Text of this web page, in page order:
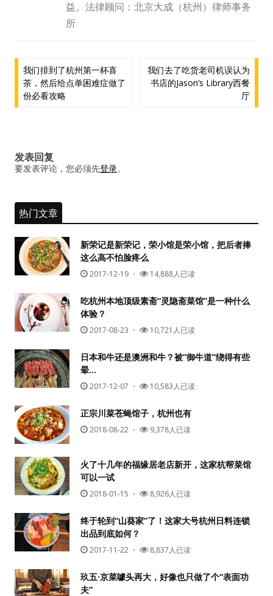
益。法律顾问：北京大成（杭州）律师事务
所
我们排到了杭州第一杯喜
茶，然后给点单困难症做了
份必看攻略
我们去了吃货老司机误认为
书店的Jason’s Library西餐
厅
发表回复
要发表评论，您必须先登录。
热门文章
新荣记是新荣记，荣小馆是荣小馆，把后者捧
这么高不怕脸疼么
2017-12-19 ・ 14,888人已读
吃杭州本地顶级素斋“灵隐斋菜馆”是一种什么
体验？
2017-08-23 ・ 10,721人已读
日本和牛还是澳洲和牛？被“御牛道”绕得有些
晕…
2017-12-07 ・ 10,583人已读
正宗川菜苍蝇馆子，杭州也有
2018-08-22 ・ 9,378人已读
火了十几年的福缘居老店新开，这家杭帮菜馆
可以一试
2018-01-15 ・ 8,926人已读
终于轮到“山葵家”了！这家大号杭州日料连锁
出品到底如何？
2017-11-22 ・ 8,837人已读
玖五·京菜噱头再大，好像也只做了个“表面功
夫”